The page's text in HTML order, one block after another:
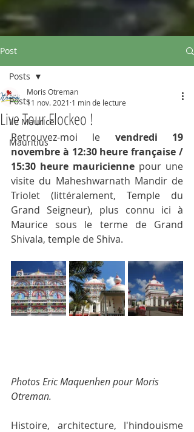
Post
Posts
Ile Maurice
Mauritius
Posts
Live Tour Flockeo !
Moris Otreman
11 nov. 2021 1 min de lecture
Retrouvez-moi le vendredi 19
novembre à 12:30 heure française /
15:30 heure mauricienne pour une
visite du Maheshwarnath Mandir de
Triolet (littéralement, Temple du
Grand Seigneur), plus connu ici à
Maurice sous le terme de Grand
Shivala, temple de Shiva.
Photos Eric Maquenhen pour Moris
Otreman.
Histoire, architecture, l'hindouisme